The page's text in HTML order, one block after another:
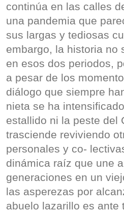
continúa en las calles
una pandemia que
sus largas y tediosas
embargo, la historia no
en esos dos periodos,
a pesar de los
diálogo que siempre
nieta se ha
estallido ni la peste del
trasciende reviviendo
personales y co-
dinámica raíz que une
generaciones en un
las asperezas por
abuelo lazarillo es ante